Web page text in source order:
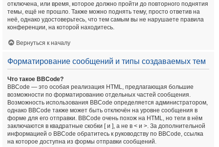
отключена, или время, которое должно пройти до повторного поднятия
темы, ещё не прошло. Также можно поднять тему, просто ответив на
неё, однако удостоверьтесь, что тем самым вы не нарушаете правила
конференции, на которой находитесь.
Вернуться к началу
Форматирование сообщений и типы создаваемых тем
Что такое BBCode?
BBCode — это особая реализация HTML, предлагающая большие
возможности по форматированию отдельных частей сообщения.
Возможность использования BBCode определяется администратором,
однако BBCode также может быть отключён на уровне сообщения в
форме для его отправки. BBCode очень похож на HTML, но теги в нём
заключаются в квадратные скобки [ и ], а не в < и >. За дополнительной
информацией о BBCode обратитесь к руководству по BBCode, ссылка
на которое доступна из формы отправки сообщений.